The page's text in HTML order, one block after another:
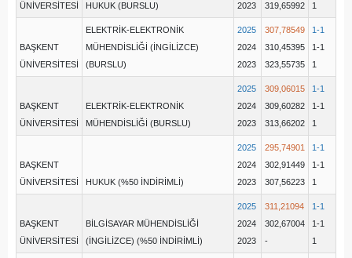
ÜNİVERSİTESİ
HUKUK (BURSLU)
2023
319,65992
1
BAŞKENT
ÜNİVERSİTESİ
ELEKTRİK-ELEKTRONİK
MÜHENDİSLİĞİ (İNGİLİZCE)
(BURSLU)
2025
2024
2023
307,78549
310,45395
323,55735
1-1
1-1
1
BAŞKENT
ÜNİVERSİTESİ
ELEKTRİK-ELEKTRONİK
MÜHENDİSLİĞİ (BURSLU)
2025
2024
2023
309,06015
309,60282
313,66202
1-1
1-1
1
BAŞKENT
ÜNİVERSİTESİ
HUKUK (%50 İNDİRİMLİ)
2025
2024
2023
295,74901
302,91449
307,56223
1-1
1-1
1
BAŞKENT
ÜNİVERSİTESİ
BİLGİSAYAR MÜHENDİSLİĞİ
(İNGİLİZCE) (%50 İNDİRİMLİ)
2025
2024
2023
311,21094
302,67004
-
1-1
1-1
1